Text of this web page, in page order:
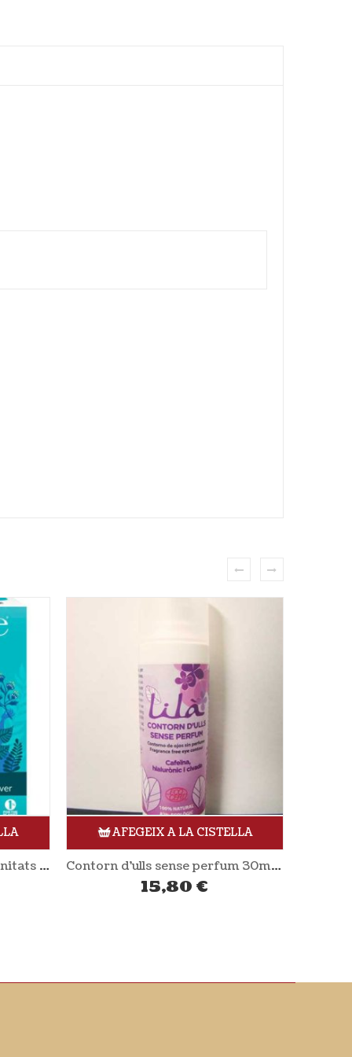
Contorn d’ulls sense perfum 30ml LILÀ
AFEGEIX A LA CISTELLA
Llet netejadora cara i ulls sense perfum 250ml LILÀ
18,00 €